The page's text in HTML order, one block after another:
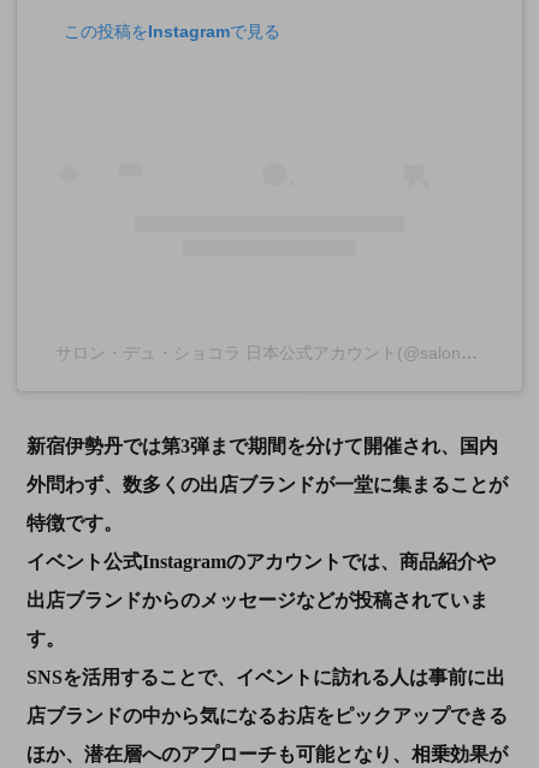
この投稿をInstagramで見る
サロン・デュ・ショコラ 日本公式アカウント(@salonduchocolat_jp)がシェアした投稿
新宿伊勢丹では第3弾まで期間を分けて開催され、国内
外問わず、数多くの出店ブランドが一堂に集まることが
特徴です。
イベント公式Instagramのアカウントでは、商品紹介や
出店ブランドからのメッセージなどが投稿されていま
す。
SNSを活用することで、イベントに訪れる人は事前に出
店ブランドの中から気になるお店をピックアップできる
ほか、潜在層へのアプローチも可能となり、相乗効果が